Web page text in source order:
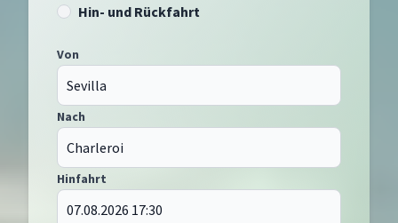
Hin- und Rückfahrt
Von
Nach
Hinfahrt